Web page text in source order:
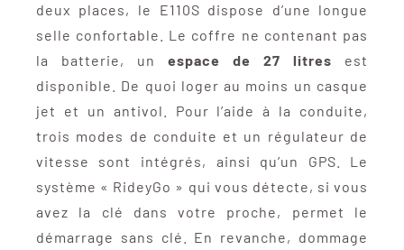
deux places, le E110S dispose d’une longue
selle confortable. Le coffre ne contenant pas
la batterie, un espace de 27 litres est
disponible. De quoi loger au moins un casque
jet et un antivol. Pour l’aide à la conduite,
trois modes de conduite et un régulateur de
vitesse sont intégrés, ainsi qu’un GPS. Le
système « RideyGo » qui vous détecte, si vous
avez la clé dans votre proche, permet le
démarrage sans clé. En revanche, dommage